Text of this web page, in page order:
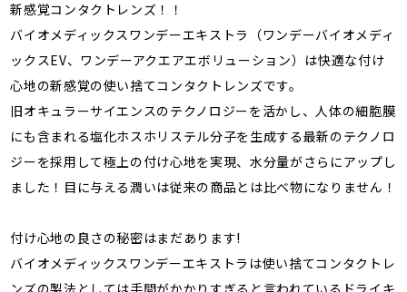
新感覚コンタクトレンズ！！
バイオメディックスワンデーエキストラ（ワンデーバイオメディ
ックスEV、ワンデーアクエアエボリューション）は快適な付け
心地の新感覚の使い捨てコンタクトレンズです。
旧オキュラーサイエンスのテクノロジーを活かし、人体の細胞膜
にも含まれる塩化ホスホリステル分子を生成する最新のテクノロ
ジーを採用して極上の付け心地を実現、水分量がさらにアップし
ました！目に与える潤いは従来の商品とは比べ物になりません！
付け心地の良さの秘密はまだあります!
バイオメディックスワンデーエキストラは使い捨てコンタクトレ
ンズの製法としては手間がかかりすぎると言われているドライキ